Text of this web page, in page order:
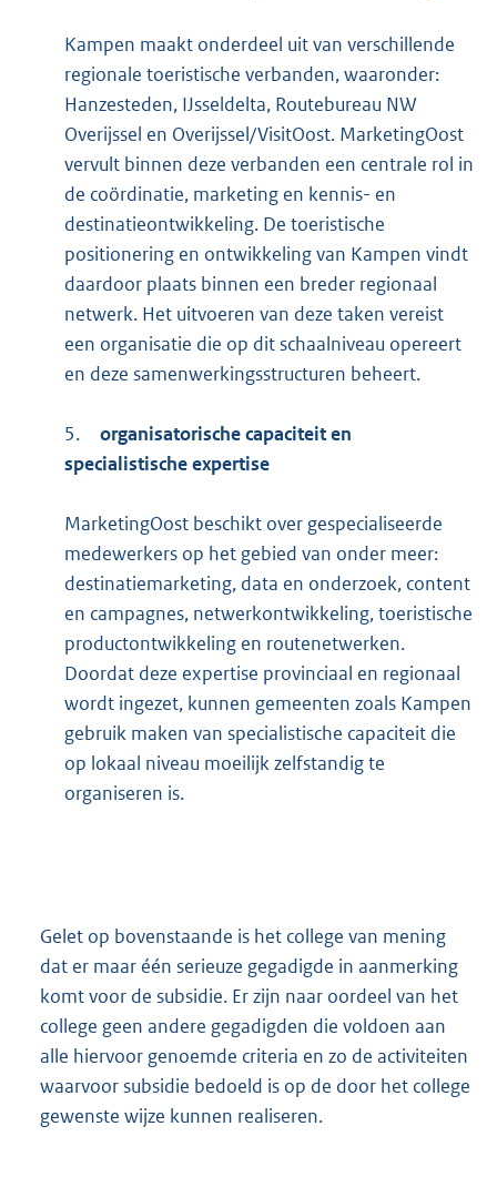
Kampen maakt onderdeel uit van verschillende
regionale toeristische verbanden, waaronder:
Hanzesteden, IJsseldelta, Routebureau NW
Overijssel en Overijssel/VisitOost. MarketingOost
vervult binnen deze verbanden een centrale rol in
de coördinatie, marketing en kennis- en
destinatieontwikkeling. De toeristische
positionering en ontwikkeling van Kampen vindt
daardoor plaats binnen een breder regionaal
netwerk. Het uitvoeren van deze taken vereist
een organisatie die op dit schaalniveau opereert
en deze samenwerkingsstructuren beheert.
5.
organisatorische capaciteit en
specialistische expertise
MarketingOost beschikt over gespecialiseerde
medewerkers op het gebied van onder meer:
destinatiemarketing, data en onderzoek, content
en campagnes, netwerkontwikkeling, toeristische
productontwikkeling en routenetwerken.
Doordat deze expertise provinciaal en regionaal
wordt ingezet, kunnen gemeenten zoals Kampen
gebruik maken van specialistische capaciteit die
op lokaal niveau moeilijk zelfstandig te
organiseren is.
Gelet op bovenstaande is het college van mening
dat er maar één serieuze gegadigde in aanmerking
komt voor de subsidie. Er zijn naar oordeel van het
college geen andere gegadigden die voldoen aan
alle hiervoor genoemde criteria en zo de activiteiten
waarvoor subsidie bedoeld is op de door het college
gewenste wijze kunnen realiseren.